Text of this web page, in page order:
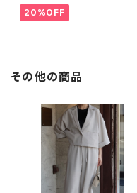
20%OFF
その他の商品